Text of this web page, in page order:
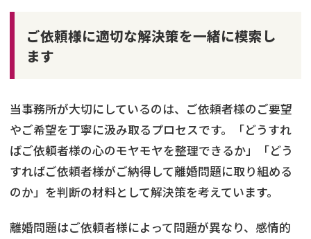
ご依頼様に適切な解決策を一緒に模索し
ます
当事務所が大切にしているのは、ご依頼者様のご要望
やご希望を丁寧に汲み取るプロセスです。「どうすれ
ばご依頼者様の心のモヤモヤを整理できるか」「どう
すればご依頼者様がご納得して離婚問題に取り組める
のか」を判断の材料として解決策を考えています。
離婚問題はご依頼者様によって問題が異なり、感情的